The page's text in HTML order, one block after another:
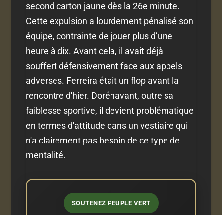
second carton jaune dès la 26e minute.
Cette expulsion a lourdement pénalisé son
équipe, contrainte de jouer plus d’une
heure à dix. Avant cela, il avait déjà
souffert défensivement face aux appels
adverses. Ferreira était un flop avant la
rencontre d'hier. Dorénavant, outre sa
faiblesse sportive, il devient problématique
en termes d'attitude dans un vestiaire qui
n'a clairement pas besoin de ce type de
mentalité.
SOUTENEZ PEUPLE VERT